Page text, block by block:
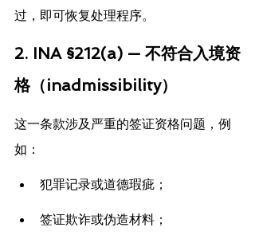
过，即可恢复处理程序。
2. INA §212(a) — 不符合入境资
格（inadmissibility）
这一条款涉及严重的签证资格问题，例
如：
犯罪记录或道德瑕疵；
签证欺诈或伪造材料；